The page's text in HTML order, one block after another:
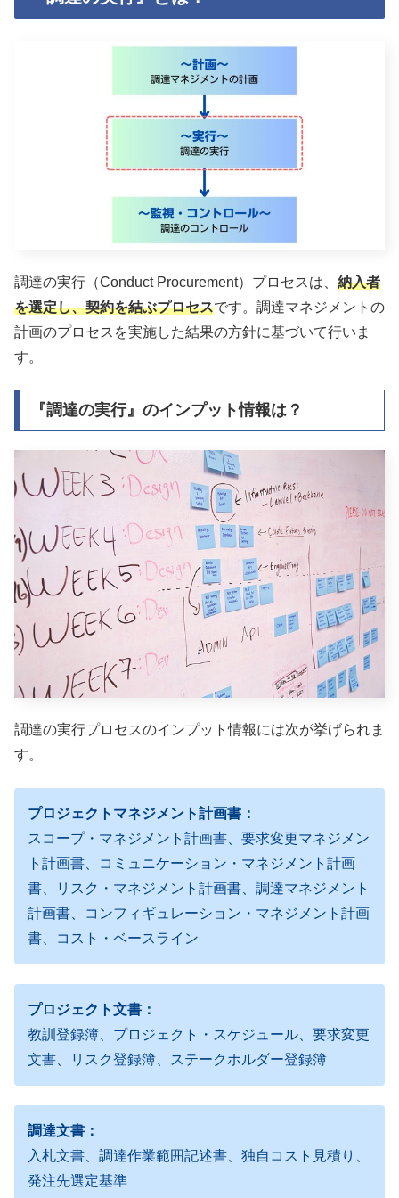
調達の実行（Conduct Procurement）プロセスは、 納入者
を選定し、契約を結ぶプロセスです。調達マネジメントの
計画のプロセスを実施した結果の方針に基づいて行いま
す。
『調達の実行』のインプット情報は？
調達の実行プロセスのインプット情報には次が挙げられま
す。
プロジェクトマネジメント計画書：
スコープ・マネジメント計画書、要求変更マネジメン
ト計画書、コミュニケーション・マネジメント計画
書、リスク・マネジメント計画書、調達マネジメント
計画書、コンフィギュレーション・マネジメント計画
書、コスト・ベースライン
プロジェクト文書：
教訓登録簿、プロジェクト・スケジュール、要求変更
文書、リスク登録簿、ステークホルダー登録簿
調達文書：
入札文書、調達作業範囲記述書、独自コスト見積り、
発注先選定基準